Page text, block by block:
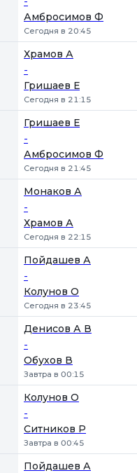
Амбросимов Ф
Сегодня в 20:45
Храмов А
-
Гришаев Е
Сегодня в 21:15
Гришаев Е
-
Амбросимов Ф
Сегодня в 21:45
Монаков А
-
Храмов А
Сегодня в 22:15
Пойдашев А
-
Колунов О
Сегодня в 23:45
Денисов А В
-
Обухов В
Завтра в 00:15
Колунов О
-
Ситников Р
Завтра в 00:45
Пойдашев А